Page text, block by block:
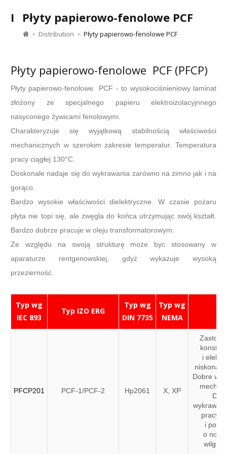
I Płyty papierowo-fenolowe PCF
Distribution Płyty papierowo-fenolowe PCF
Płyty papierowo-fenolowe PCF (PFCP)
Płyty papierowo-fenolowe PCF - to wysokociśnieniowy laminat
złożony ze specjalnego papieru elektroizolacyjnnego
nasyconego żywicami fenolowymi.
Charakteryzuje się wyjątkową stabilnością właściwości
mechanicznych w szerokim zakresie temperatur. Temperatura
pracy ciągłej 130°C.
Doskonale nadaje się do wykrawania zarówno na zimno jak i na
gorąco.
Bardzo wysokie właściwości dielektryczne. W czasie pożaru
płyta nie topi się, ale zwęgla do końca utrzymując swój kształt.
Bardzo dobrze pracuje w oleju transformatorowym.
Ze względu na swoją strukturę może byc stosowany w
aparaturze rentgenowskiej, gdyż wykazuje wysoką
przezierność.
Typ wg
IEC 893
Typ IZO ERG
Typ wg
DIN 7735
Typ wg
NEMA
PFCP201 PCF-1/PCF-2 Hp2061 X, XP
i
Dobre
pracy
i
o